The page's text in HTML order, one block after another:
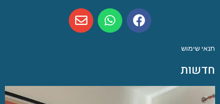
תנאי שימוש
חדשות